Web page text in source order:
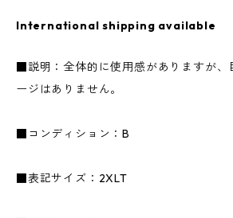
International shipping available
■説明：全体的に使用感がありますが、
ージはありません。
■コンディション：B
■表記サイズ：2XLT